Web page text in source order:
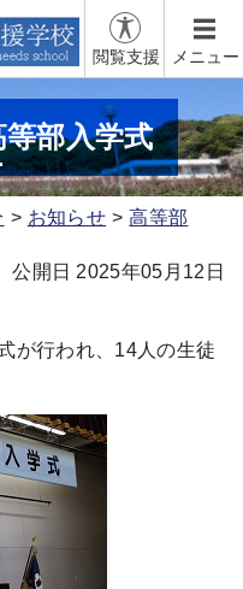
閲覧支援 メニュー
部入学式
お知らせ 高等部
公開日 2025年05月12日
が行われ、14人の生徒